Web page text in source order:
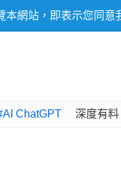
本網站，即表示您同意
ChatGPT 深度有料